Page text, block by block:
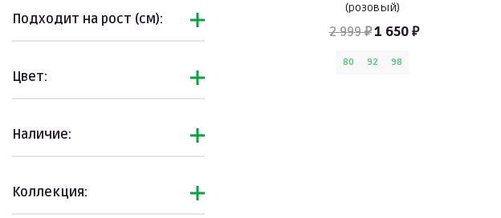
Подходит на рост (см):
Цвет:
Наличие:
Коллекция:
(розовый)
2 999 ₽1 650 ₽
80 92 98